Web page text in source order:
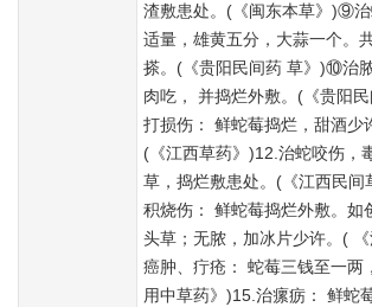
渣敷患处。(《闽东本草》)⑨
适量，雄黄五分，大蒜一个。
搽。(《贵阳民间药 草》)⑩治
肉吃， 并捣烂外敷。(《贵阳
打损伤： 鲜蛇莓捣烂，甜酒少
(《江西草药》)12.治蛇咬伤，
草，捣烂敷患处。(《江西民间
积烧伤： 鲜蛇莓捣烂外敷。如
头草；无脓，加冰片少许。(
癌肿、疔疮： 蛇莓三钱至一两
用中草药》)15.治瘰疬： 鲜蛇